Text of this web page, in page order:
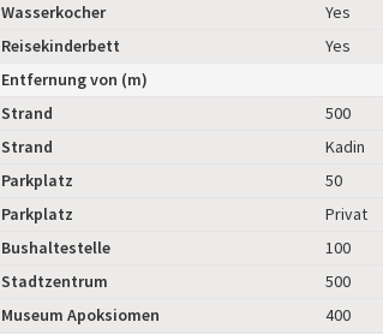
Wasserkocher
Yes
Reisekinderbett
Yes
Entfernung von (m)
Strand
500
Strand
Kadin
Parkplatz
50
Parkplatz
Privat
Bushaltestelle
100
Stadtzentrum
500
Museum Apoksiomen
400